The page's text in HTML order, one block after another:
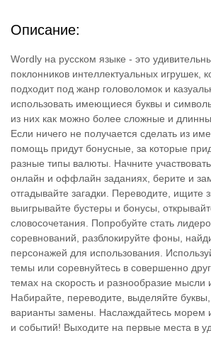
Описание:
Wordly на русском языке - это
поклонников интеллектуальных игрушек,
подходит под жанр головоломок и
использовать имеющиеся буквы и
из них как можно более сложные и
Если ничего не получается сделать из
помощь придут бонусные, за которые
разные типы валюты. Начните
онлайн и оффлайн заданиях, берите и
отгадывайте загадки. Переводите, ищите
выигрывайте бустеры и бонусы,
словосочетания. Попробуйте стать
соревнований, разблокируйте фоны,
персонажей для использования.
темы или соревнуйтесь в совершенно
темах на скорость и разнообразие мысли
Набирайте, переводите, выделяйте
варианты замены. Наслаждайтесь морем
и событий! Выходите на первые места в